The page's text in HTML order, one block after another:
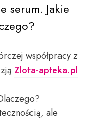
serum. Jakie
współpracy z
Zlota-apteka.pl
ale